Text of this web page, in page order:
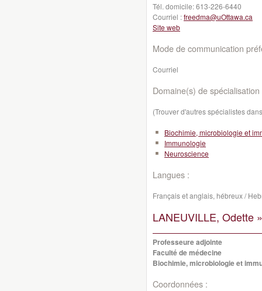
Tél. domicile:613-226-6440
Courriel :freedma@uOttawa.ca
Site web
Mode de communication
Courriel
Domaine(s) de spécialisation
(Trouver d'autres spécialistes
Biochimie, microbiologie et
Immunologie
Neuroscience
Langues :
Français et anglais, hébreux /
LANEUVILLE, Odette »
Professeure adjointe
Faculté de médecine
Biochimie, microbiologie et
Coordonnées :